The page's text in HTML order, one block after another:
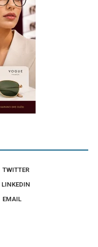
TWITTER
LINKEDIN
EMAIL